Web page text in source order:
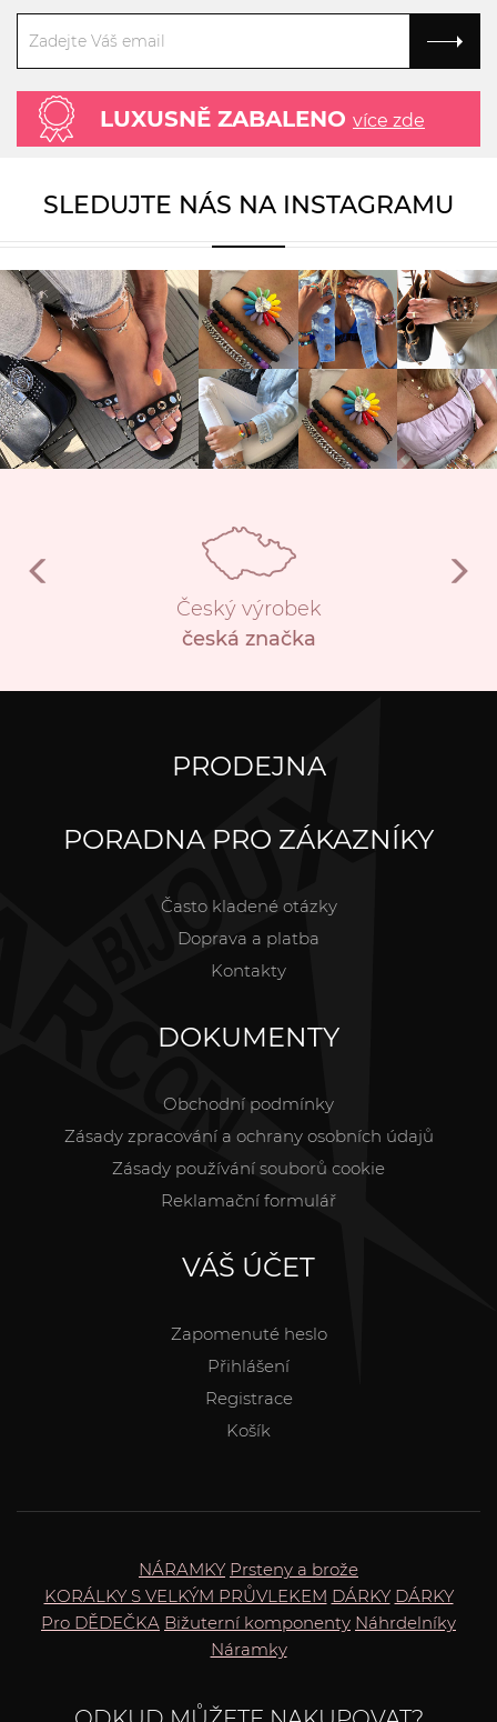
LUXUSNĚ ZABALENO více zde
SLEDUJTE NÁS NA INSTAGRAMU
Český výrobek
česká značka
PRODEJNA
PORADNA PRO ZÁKAZNÍKY
Často kladené otázky
Doprava a platba
Kontakty
DOKUMENTY
Obchodní podmínky
Zásady zpracování a ochrany osobních údajů
Zásady používání souborů cookie
Reklamační formulář
VÁŠ ÚČET
Zapomenuté heslo
Přihlášení
Registrace
Košík
NÁRAMKY Prsteny a brože
KORÁLKY S VELKÝM PRŮVLEKEM DÁRKY DÁRKY
Pro DĚDEČKA Bižuterní komponenty Náhrdelníky
Náramky